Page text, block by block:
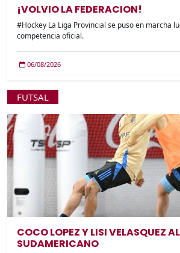
¡VOLVIO LA FEDERACION!
#Hockey La Liga Provincial se puso en marcha
competencia oficial.
06/08/2026
FUTSAL
COCO LOPEZ Y LISI VELASQUEZ AL
SUDAMERICANO